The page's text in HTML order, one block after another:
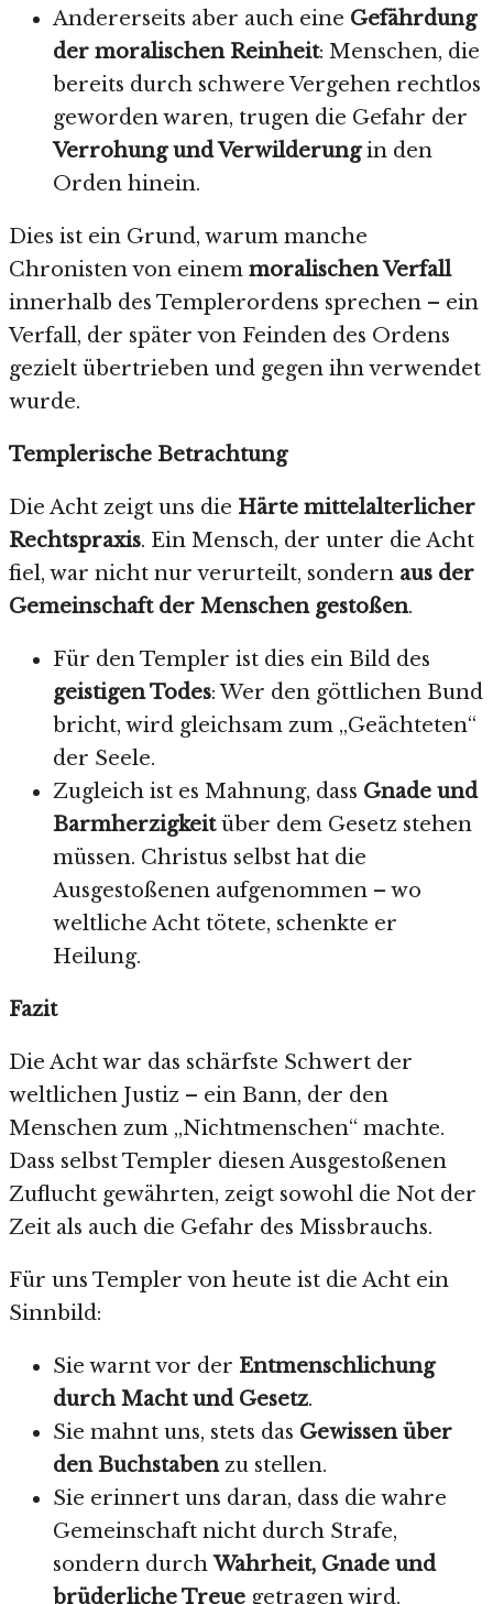
Andererseits aber auch eine Gefährdung
der moralischen Reinheit: Menschen, die
bereits durch schwere Vergehen rechtlos
geworden waren, trugen die Gefahr der
Verrohung und Verwilderungin den
Orden hinein.
Dies ist ein Grund, warum manche
Chronisten von einem moralischen Verfall
innerhalb des Templerordens sprechen – ein
Verfall, der später von Feinden des Ordens
gezielt übertrieben und gegen ihn verwendet
wurde.
Templerische Betrachtung
Die Acht zeigt uns die Härte mittelalterlicher
Rechtspraxis. Ein Mensch, der unter die Acht
fiel, war nicht nur verurteilt, sondern aus der
Gemeinschaft der Menschen gestoßen.
Für den Templer ist dies ein Bild des
geistigen Todes: Wer den göttlichen Bund
bricht, wird gleichsam zum „Geächteten“
der Seele.
Zugleich ist es Mahnung, dass Gnade und
Barmherzigkeitüber dem Gesetz stehen
müssen. Christus selbst hat die
Ausgestoßenen aufgenommen – wo
weltliche Acht tötete, schenkte er
Heilung.
Fazit
Die Acht war das schärfste Schwert der
weltlichen Justiz – ein Bann, der den
Menschen zum „Nichtmenschen“ machte.
Dass selbst Templer diesen Ausgestoßenen
Zuflucht gewährten, zeigt sowohl die Not der
Zeit als auch die Gefahr des Missbrauchs.
Für uns Templer von heute ist die Acht ein
Sinnbild:
Sie warnt vor der Entmenschlichung
durch Macht und Gesetz.
Sie mahnt uns, stets das Gewissen über
den Buchstabenzu stellen.
Sie erinnert uns daran, dass die wahre
Gemeinschaft nicht durch Strafe,
sondern durchWahrheit, Gnade und
brüderliche Treue getragen wird.